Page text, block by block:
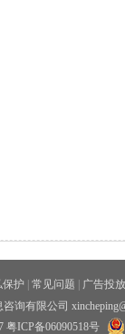
保护 常见问题
广告投放
询有限公司
粤ICP备06090518号